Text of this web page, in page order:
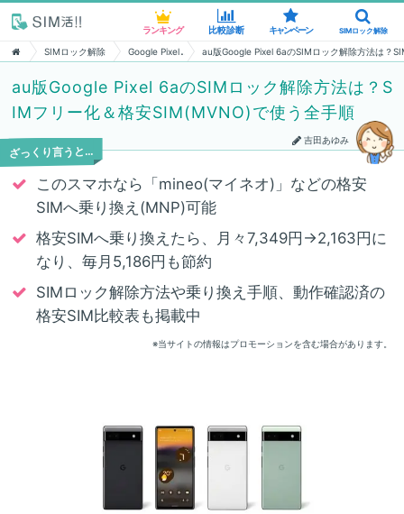
ランキング 比較診断 キャンペーン SIMロック解除
SIMロック解除 Google Pixel au版Google Pixel 6aのSIMロック解除方法は？
au版Google Pixel 6aのSIMロック解除方法は？S
IMフリー化＆格安SIM(MVNO)で使う全手順
吉田あゆみ
ざっくり言うと…
このスマホなら「mineo(マイネオ)」などの格安
SIMへ乗り換え(MNP)可能
格安SIMへ乗り換えたら、月々7,349円→2,163円に
なり、毎月5,186円も節約
SIMロック解除方法や乗り換え手順、動作確認済の
格安SIM比較表も掲載中
※当サイトの情報はプロモーションを含む場合があります。
ランキング 比較診断 キャンペーン SIMロック解除